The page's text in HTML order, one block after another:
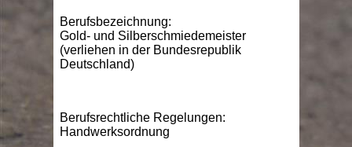
Berufsbezeichnung:
Gold- und Silberschmiedemeister
(verliehen in der Bundesrepublik
Deutschland)
Berufsrechtliche Regelungen:
Handwerksordnung